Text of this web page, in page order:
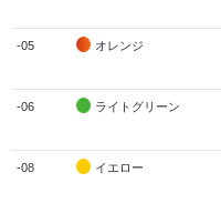
-05 オレンジ
-06 ライトグリーン
-08 イエロー